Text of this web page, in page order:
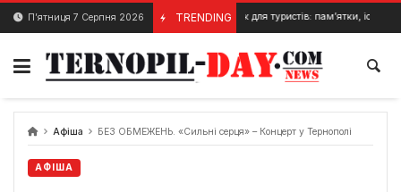
Skip
content
П’ятниця 7 Серпня 2026 TRENDING
26 Липня, 2026 Збараж для туристів: пам’ятки, історія та що
Афіша БЕЗ ОБМЕЖЕНЬ. «Сильні cерця» – Концерт у Тернополі
АФІША